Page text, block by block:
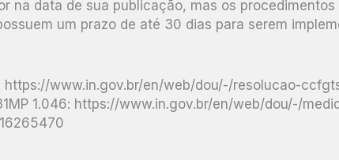
na data de sua publicação, mas os
um prazo de até 30 dias para serem
https://www.in.gov.br/en/web/dou/-/resolucao-
1.046: https://www.in.gov.br/en/web/dou/-/